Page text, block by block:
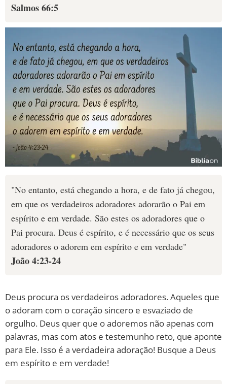
Salmos 66:5
"No entanto, está chegando a hora, e de fato já chegou,
em que os verdadeiros adoradores adorarão o Pai em
espírito e em verdade. São estes os adoradores que o
Pai procura. Deus é espírito, e é necessário que os seus
adoradores o adorem em espírito e em verdade"
João 4:23-24
Deus procura os verdadeiros adoradores. Aqueles que
o adoram com o coração sincero e esvaziado de
orgulho. Deus quer que o adoremos não apenas com
palavras, mas com atos e testemunho reto, que aponte
para Ele. Isso é a verdadeira adoração! Busque a Deus
em espírito e em verdade!